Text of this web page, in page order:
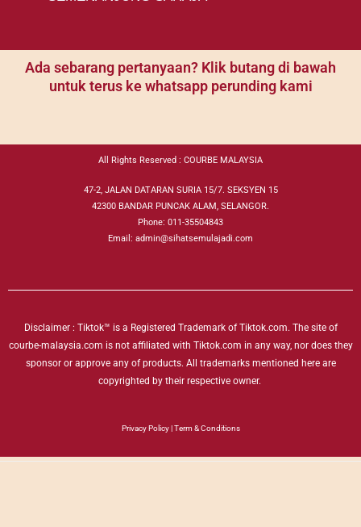
Ada sebarang pertanyaan? Klik butang di bawah
untuk terus ke whatsapp perunding kami
All Rights Reserved : COURBE MALAYSIA
47-2, JALAN DATARAN SURIA 15/7. SEKSYEN 15
42300 BANDAR PUNCAK ALAM, SELANGOR.
Phone: 011-35504843
Email: admin@sihatsemulajadi.com
Disclaimer : Tiktok™ is a Registered Trademark of Tiktok.com. The site of
courbe-malaysia.com is not affiliated with Tiktok.com in any way, nor does they
sponsor or approve any of products. All trademarks mentioned here are
copyrighted by their respective owner.
Privacy Policy|Term & Conditions